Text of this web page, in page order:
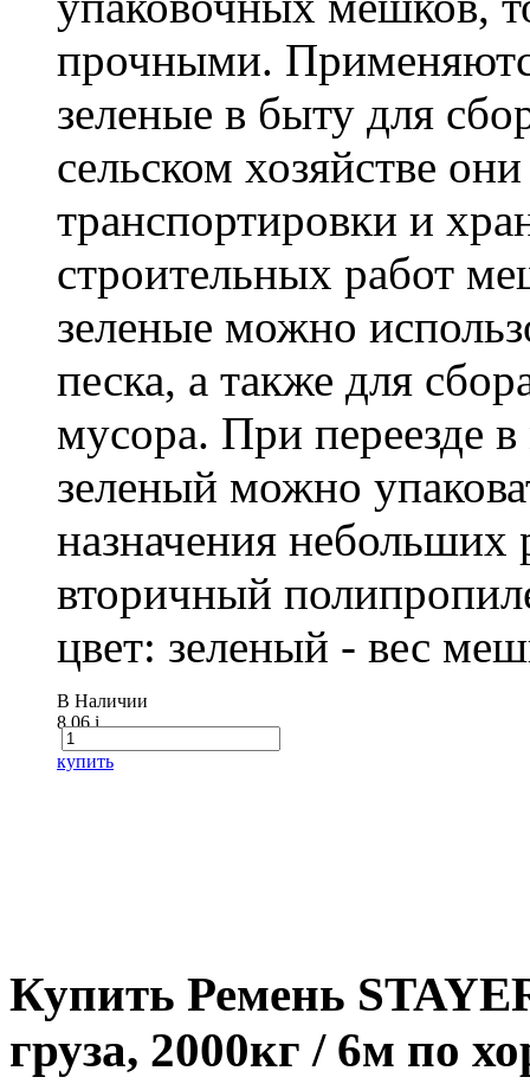
прочными.
зеленые в быту для
сельском хозяйстве
транспортировки и
строительных работ
зеленые можно
песка, а также для
мусора. При переезде
зеленый можно
назначения небольших
вторичный
цвет: зеленый - вес
В Наличии
8.06i
купить
Купить Ремень
груза, 2000кг / 6м по